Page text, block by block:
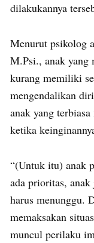
dilakukannya
Menurut psikolog
M.Psi., anak yang
kurang memiliki
mengendalikan
anak yang
ketika
“(Untuk itu) anak
ada prioritas,
harus menunggu.
memaksakan
muncul perilaku